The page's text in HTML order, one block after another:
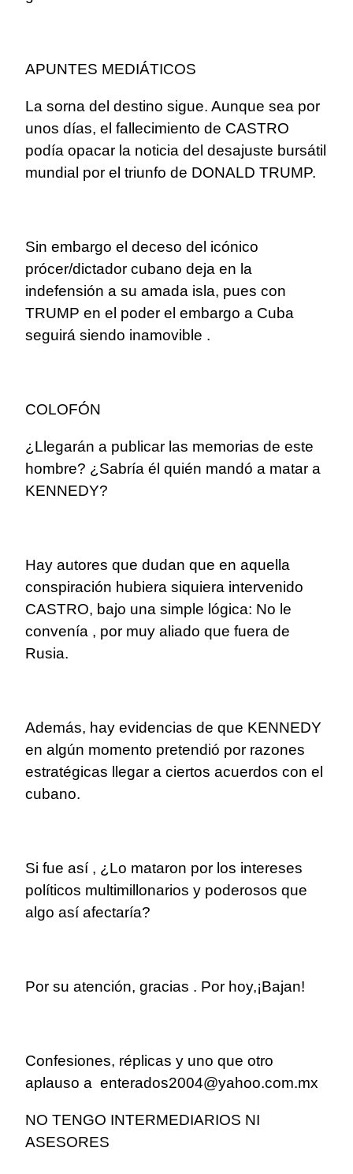
APUNTES MEDIÁTICOS
La sorna del destino sigue. Aunque sea por
unos días, el fallecimiento de CASTRO
podía opacar la noticia del desajuste bursátil
mundial por el triunfo de DONALD TRUMP.
Sin embargo el deceso del icónico
prócer/dictador cubano deja en la
indefensión a su amada isla, pues con
TRUMP en el poder el embargo a Cuba
seguirá siendo inamovible .
COLOFÓN
¿Llegarán a publicar las memorias de este
hombre? ¿Sabría él quién mandó a matar a
KENNEDY?
Hay autores que dudan que en aquella
conspiración hubiera siquiera intervenido
CASTRO, bajo una simple lógica: No le
convenía , por muy aliado que fuera de
Rusia.
Además, hay evidencias de que KENNEDY
en algún momento pretendió por razones
estratégicas llegar a ciertos acuerdos con el
cubano.
Si fue así , ¿Lo mataron por los intereses
políticos multimillonarios y poderosos que
algo así afectaría?
Por su atención, gracias . Por hoy,¡Bajan!
Confesiones, réplicas y uno que otro
aplauso a enterados2004@yahoo.com.mx
NO TENGO INTERMEDIARIOS NI
ASESORES